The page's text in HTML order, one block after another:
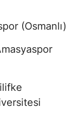
(Osmanlı)